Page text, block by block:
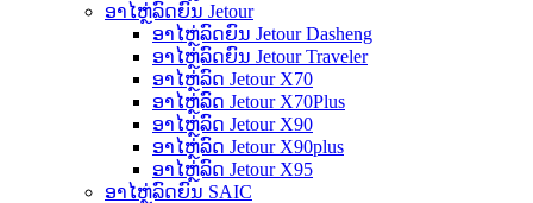
ອາໄຫຼ່ລົດຍົນ Jetour
ອາໄຫຼ່ລົດຍົນ Jetour Dasheng
ອາໄຫຼ່ລົດຍົນ Jetour Traveler
ອາໄຫຼ່ລົດ Jetour X70
ອາໄຫຼ່ລົດ Jetour X70Plus
ອາໄຫຼ່ລົດ Jetour X90
ອາໄຫຼ່ລົດ Jetour X90plus
ອາໄຫຼ່ລົດ Jetour X95
ອາໄຫຼ່ລົດຍົນ SAIC